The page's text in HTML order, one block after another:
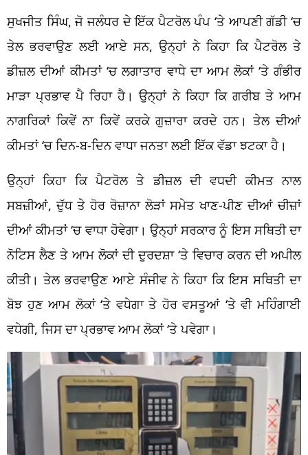
ਸੁਖਜੀਤ ਸਿੰਘ, ਜੋ ਜਲੰਧਰ ਦੇ ਇੱਕ ਪੈਟਰੋਲ ਪੰਪ ‘ਤੇ ਆਪਣੀ ਗੱਡੀ ‘ਚ
ਤੇਲ ਭਰਵਾਉਣ ਲਈ ਆਏ ਸਨ, ਉਨ੍ਹਾਂ ਨੇ ਕਿਹਾ ਕਿ ਪੈਟਰੋਲ ਤੇ
ਡੀਜ਼ਲ ਦੀਆਂ ਕੀਮਤਾਂ ‘ਚ ਲਗਾਤਾਰ ਵਾਧੇ ਦਾ ਆਮ ਲੋਕਾਂ ‘ਤੇ ਗੰਭੀਰ
ਮਾੜਾ ਪ੍ਰਭਾਵ ਪੈ ਰਿਹਾ ਹੈ। ਉਨ੍ਹਾਂ ਨੇ ਕਿਹਾ ਕਿ ਗਰੀਬ ਤੇ ਆਮ
ਨਾਗਰਿਕਾਂ ਕਿਵੇਂ ਨਾ ਕਿਵੇਂ ਕਰਕੇ ਗੁਜ਼ਾਰਾ ਕਰਦੇ ਹਨ। ਤੇਲ ਦੀਆਂ
ਕੀਮਤਾਂ ‘ਚ ਦਿਨ-ਬ-ਦਿਨ ਵਾਧਾ ਜਨਤਾ ਲਈ ਇੱਕ ਵੱਡਾ ਝਟਕਾ ਹੈ।
ਉਨ੍ਹਾਂ ਕਿਹਾ ਕਿ ਪੈਟਰੋਲ ਤੇ ਡੀਜ਼ਲ ਦੀ ਵਧਦੀ ਕੀਮਤ ਨਾਲ
ਸਬਜ਼ੀਆਂ, ਦੁੱਧ ਤੇ ਹੋਰ ਰੋਜ਼ਾਨਾ ਲੋੜਾਂ ਸਮੇਤ ਖਾਣ-ਪੀਣ ਦੀਆਂ ਚੀਜ਼ਾਂ
ਦੀਆਂ ਕੀਮਤਾਂ ‘ਚ ਵਾਧਾ ਹੋਵੇਗਾ। ਉਨ੍ਹਾਂ ਸਰਕਾਰ ਨੂੰ ਇਸ ਸਥਿਤੀ ਦਾ
ਨੋਟਿਸ ਲੈਣ ਤੇ ਆਮ ਲੋਕਾਂ ਦੀ ਦੁਰਦਸ਼ਾ ‘ਤੇ ਵਿਚਾਰ ਕਰਨ ਦੀ ਅਪੀਲ
ਕੀਤੀ। ਤੇਲ ਭਰਵਾਉਣ ਆਏ ਸੰਜੀਵ ਨੇ ਕਿਹਾ ਕਿ ਇਸ ਸਥਿਤੀ ਦਾ
ਬੋਝ ਹੁਣ ਆਮ ਲੋਕਾਂ ‘ਤੇ ਵਧੇਗਾ ਤੇ ਹੋਰ ਵਸਤੂਆਂ ‘ਤੇ ਵੀ ਮਹਿੰਗਾਈ
ਵਧੇਗੀ, ਜਿਸ ਦਾ ਪ੍ਰਭਾਵ ਆਮ ਲੋਕਾਂ ‘ਤੇ ਪਵੇਗਾ।